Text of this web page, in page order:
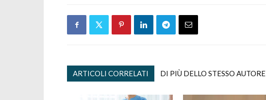
ARTICOLI CORRELATI DI PIÙ DELLO STESSO AUTORE